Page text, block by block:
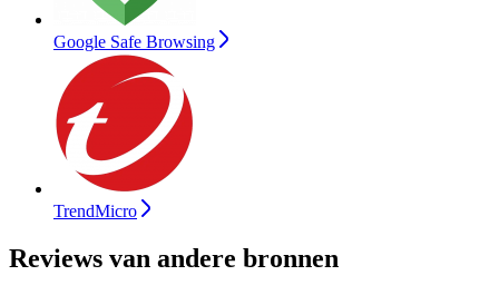
Google Safe Browsing
TrendMicro
Reviews van andere bronnen